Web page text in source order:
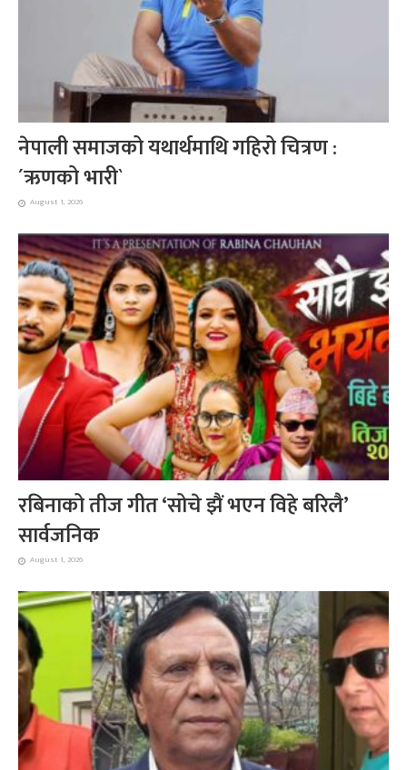
नेपाली समाजको यथार्थमाथि गहिरो चित्रण :
´ऋणको भारी`
August 1, 2026
रबिनाको तीज गीत ‘सोचे झैं भएन विहे बरिलै’
सार्वजनिक
August 1, 2026